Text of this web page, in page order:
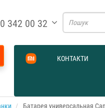
342 00 32
КОНТАКТИ
Батарея универсальная